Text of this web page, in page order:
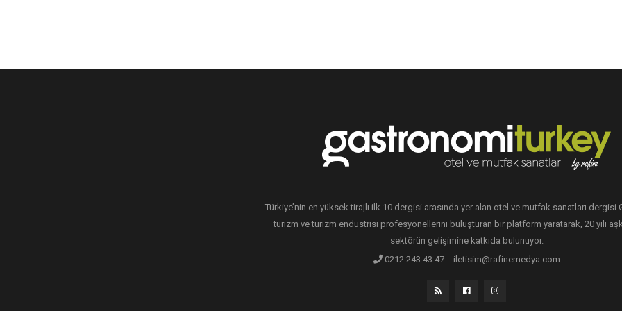
Türkiye’nin en yüksek tirajlı ilk 10 dergisi arasında yer alan otel ve mutfak sanatları dergisi
turizm ve turizm endüstrisi profesyonellerini buluşturan bir platform yaratarak, 20 yılı
sektörün gelişimine katkıda bulunuyor.
0212 243 43 47
iletisim@rafinemedya.com